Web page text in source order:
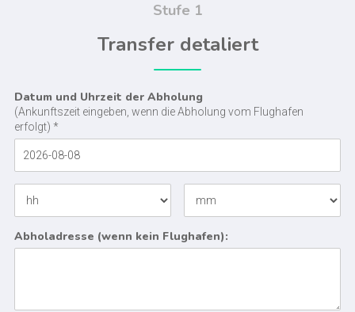
Stufe 1
Transfer detaliert
Datum und Uhrzeit der Abholung
(Ankunftszeit eingeben, wenn die Abholung vom Flughafen
erfolgt) *
Abholadresse (wenn kein Flughafen):